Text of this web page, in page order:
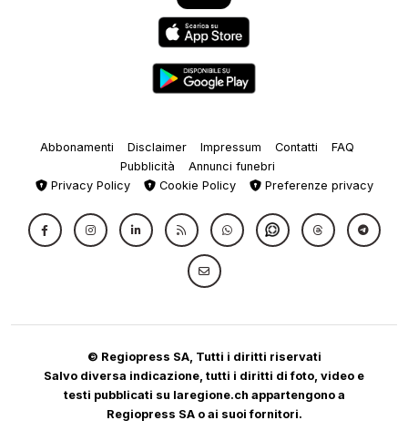
Abbonamenti Disclaimer Impressum Contatti
FAQ
Pubblicità
Annunci funebri
Privacy Policy
Cookie Policy Preferenze privacy
© Regiopress SA, Tutti i diritti riservati
Salvo diversa indicazione, tutti i diritti di foto, video e
testi pubblicati su laregione.ch appartengono a
Regiopress SA o ai suoi fornitori.